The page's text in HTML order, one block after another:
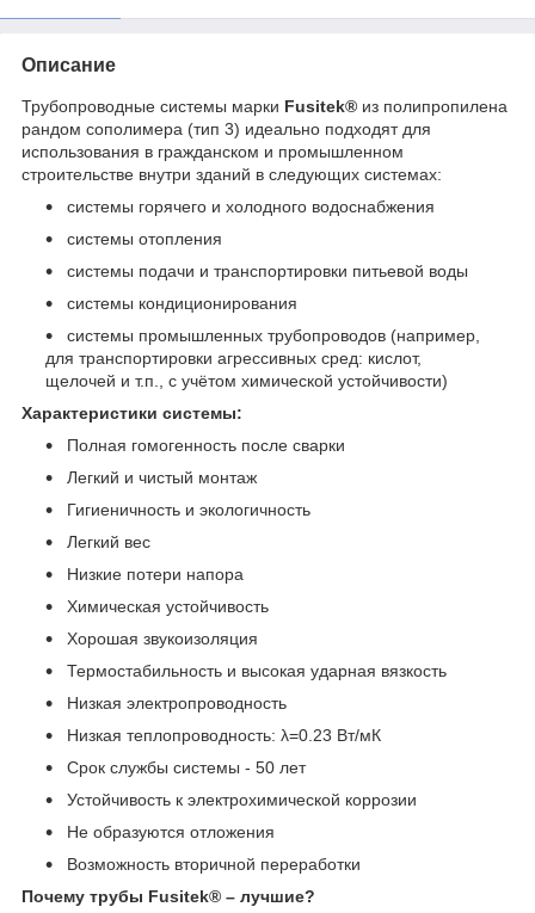
Описание
Трубопроводные системы марки Fusitek® из полипропилена
рандом сополимера (тип 3) идеально подходят для
использования в гражданском и промышленном
строительстве внутри зданий в следующих системах:
системы горячего и холодного водоснабжения
системы отопления
системы подачи и транспортировки питьевой воды
системы кондиционирования
системы промышленных трубопроводов (например,
для транспортировки агрессивных сред: кислот,
щелочей и т.п., с учётом химической устойчивости)
Характеристики системы:
Полная гомогенность после сварки
Легкий и чистый монтаж
Гигиеничность и экологичность
Легкий вес
Низкие потери напора
Химическая устойчивость
Хорошая звукоизоляция
Термостабильность и высокая ударная вязкость
Низкая электропроводность
Низкая теплопроводность: λ=0.23 Вт/мК
Срок службы системы - 50 лет
Устойчивость к электрохимической коррозии
Не образуются отложения
Возможность вторичной переработки
Почему трубы Fusitek® – лучшие?